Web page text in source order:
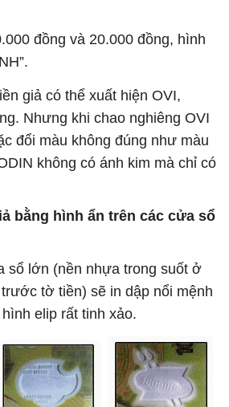
đồng và 20.000 đồng, hình
giả có thể xuất hiện OVI,
Nhưng khi chao nghiêng OVI
đổi màu không đúng như màu
không có ánh kim mà chỉ có
bằng hình ẩn trên các cửa sổ
sổ lớn (nền nhựa trong suốt ở
tờ tiền) sẽ in dập nổi mệnh
elip rất tinh xảo.